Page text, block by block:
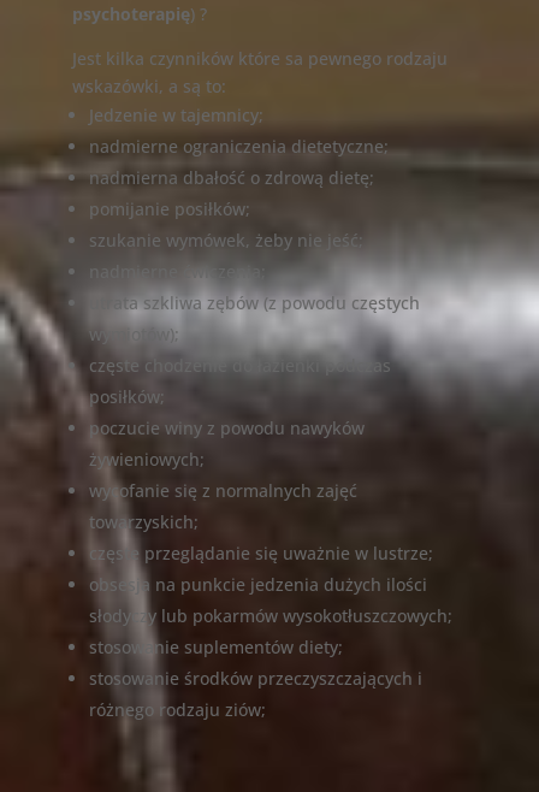
psychoterapię) ?
Jest kilka czynników które sa pewnego rodzaju
wskazówki, a są to:
Jedzenie w tajemnicy;
nadmierne ograniczenia dietetyczne;
nadmierna dbałość o zdrową dietę;
pomijanie posiłków;
szukanie wymówek, żeby nie jeść;
nadmierne ćwiczenia;
utrata szkliwa zębów (z powodu częstych
wymiotów);
częste chodzenie do łazienki podczas
posiłków;
poczucie winy z powodu nawyków
żywieniowych;
wycofanie się z normalnych zajęć
towarzyskich;
częste przeglądanie się uważnie w lustrze;
obsesja na punkcie jedzenia dużych ilości
słodyczy lub pokarmów wysokotłuszczowych;
stosowanie suplementów diety;
stosowanie środków przeczyszczających i
różnego rodzaju ziów;